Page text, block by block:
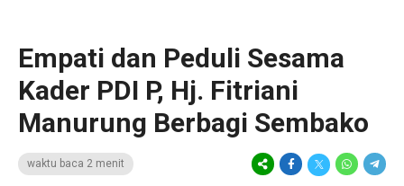
Empati dan Peduli Sesama
Kader PDI P, Hj. Fitriani
Manurung Berbagi Sembako
waktu baca 2 menit